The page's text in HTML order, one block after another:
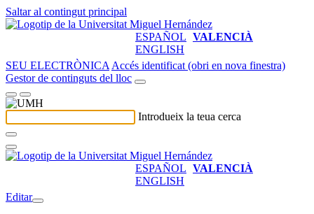
Saltar al contingut principal
ESPAÑOL VALENCIÀ
ENGLISH
SEU ELECTRÒNICA Accés identificat (obri en nova finestra)
Gestor de continguts del lloc
Introdueix la teua cerca
ESPAÑOL VALENCIÀ
ENGLISH
Editar